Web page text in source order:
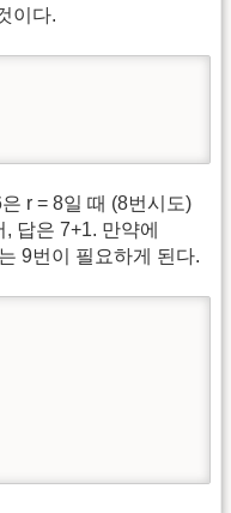
이다.
r = 8일 때 (8번시도)
답은 7+1. 만약에
9번이 필요하게 된다.